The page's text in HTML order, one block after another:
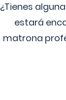
¿Tienes
estará
matrona